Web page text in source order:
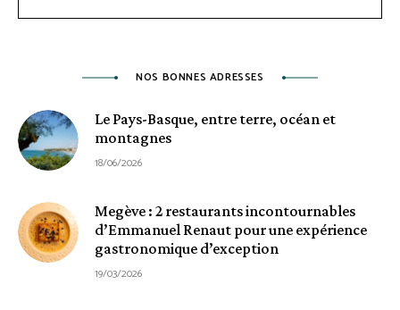
NOS BONNES ADRESSES
Le Pays-Basque, entre terre, océan et
montagnes
18/06/2026
Megève : 2 restaurants incontournables
d’Emmanuel Renaut pour une expérience
gastronomique d’exception
19/03/2026